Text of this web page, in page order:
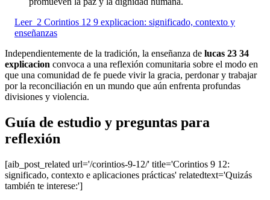
Leer 2 Corintios 12 9 explicacion: significado, contexto y
enseñanzas
Independientemente de la tradición, la enseñanza de lucas 23 34
explicacion convoca a una reflexión comunitaria sobre el modo en
que una comunidad de fe puede vivir la gracia, perdonar y trabajar
por la reconciliación en un mundo que aún enfrenta profundas
divisiones y violencia.
Guía de estudio y preguntas para
reflexión
[aib_post_related url='/corintios-9-12/' title='Corintios 9 12:
significado, contexto e aplicaciones prácticas' relatedtext='Quizás
también te interese:']